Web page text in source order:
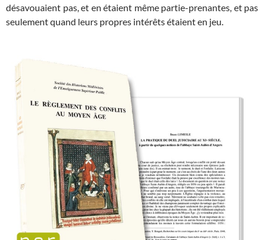
désavouaient pas, et en étaient même partie-prenantes, et pas
seulement quand leurs propres intérêts étaient en jeu.